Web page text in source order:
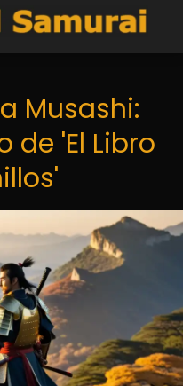
Musashi:
de 'El Libro